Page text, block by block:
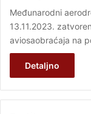
Međunarodni
13.11.2023.
aviosaobraćaja na
Detaljno